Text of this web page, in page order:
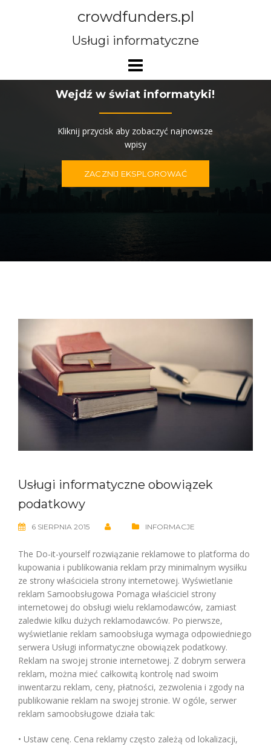
crowdfunders.pl
Usługi informatyczne
Wejdź w świat informatyki!
Kliknij przycisk aby zobaczyć najnowsze
wpisy
ZACZNIJ EKSPLOROWAĆ
Usługi informatyczne obowiązek
podatkowy
6 SIERPNIA 2015 INFORMACJE
The Do-it-yourself rozwiązanie reklamowe to platforma do
kupowania i publikowania reklam przy minimalnym wysiłku
ze strony właściciela strony internetowej. Wyświetlanie
reklam Samoobsługowa Pomaga właściciel strony
internetowej do obsługi wielu reklamodawców, zamiast
zaledwie kilku dużych reklamodawców. Po pierwsze,
wyświetlanie reklam samoobsługa wymaga odpowiedniego
serwera Usługi informatyczne obowiązek podatkowy.
Reklam na swojej stronie internetowej. Z dobrym serwera
reklam, można mieć całkowitą kontrolę nad swoim
inwentarzu reklam, ceny, płatności, zezwolenia i zgody na
publikowanie reklam na swojej stronie. W ogóle, serwer
reklam samoobsługowe działa tak:
• Ustaw cenę. Cena reklamy często zależą od lokalizacji,